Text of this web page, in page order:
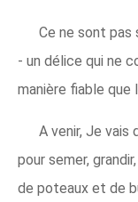
Ce ne sont
- un délice qui ne
manière fiable que
A venir, Je
pour semer,
de poteaux et de